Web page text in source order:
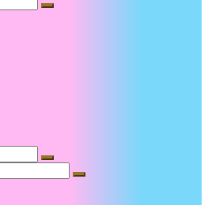
Suche
Suche
Suche